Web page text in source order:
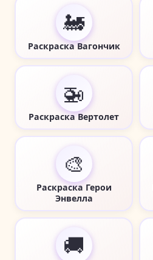
🚂
Раскраска Вагончик
🚁
Раскраска Вертолет
🎨
Раскраска Герои
Энвелла
🚚